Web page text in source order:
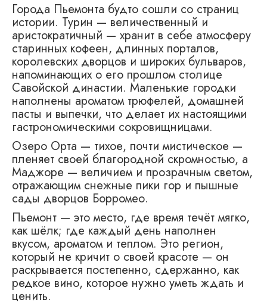
Города Пьемонта будто сошли со страниц
истории. Турин — величественный и
аристократичный — хранит в себе атмосферу
старинных кофеен, длинных порталов,
королевских дворцов и широких бульваров,
напоминающих о его прошлом столице
Савойской династии. Маленькие городки
наполнены ароматом трюфелей, домашней
пасты и выпечки, что делает их настоящими
гастрономическими сокровищницами.
Озеро Орта — тихое, почти мистическое —
пленяет своей благородной скромностью, а
Маджоре — величием и прозрачным светом,
отражающим снежные пики гор и пышные
сады дворцов Борромео.
Пьемонт — это место, где время течёт мягко,
как шёлк; где каждый день наполнен
вкусом, ароматом и теплом. Это регион,
который не кричит о своей красоте — он
раскрывается постепенно, сдержанно, как
редкое вино, которое нужно уметь ждать и
ценить.